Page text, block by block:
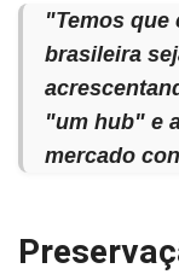
"Temos
brasileira
"um hub" e
mercado